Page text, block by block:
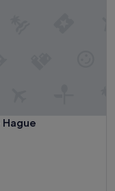
Scheveningen